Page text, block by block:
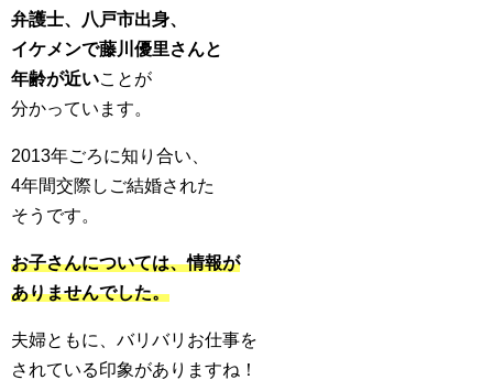
弁護士、八戸市出身、
イケメンで藤川優里さんと
年齢が近いことが
分かっています。
2013年ごろに知り合い、
4年間交際しご結婚された
そうです。
お子さんについては、情報が
ありませんでした。
夫婦ともに、バリバリお仕事を
されている印象がありますね！